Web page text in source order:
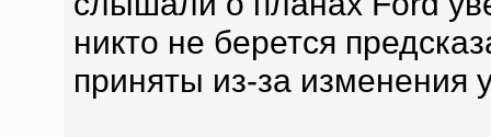
никто не берется
приняты из-за изменения